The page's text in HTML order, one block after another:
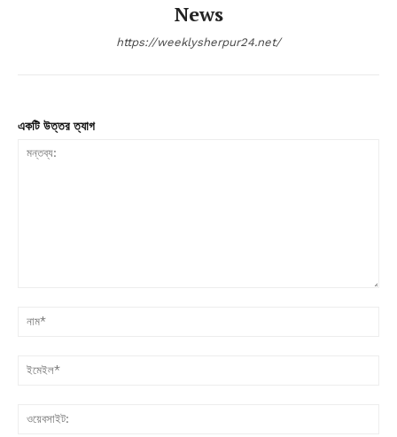
News
https://weeklysherpur24.net/
একটি উত্তর ত্যাগ